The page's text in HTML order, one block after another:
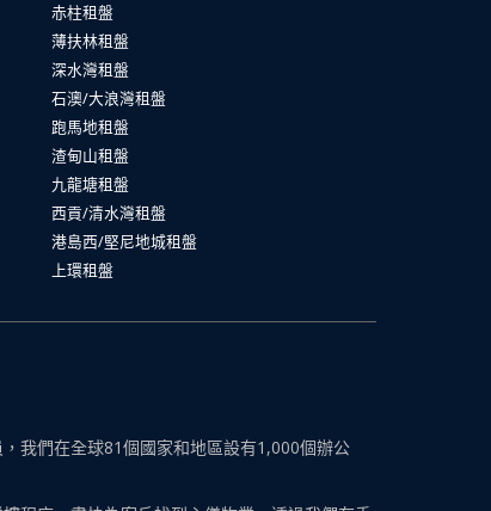
赤柱租盤
薄扶林租盤
深水灣租盤
石澳/大浪灣租盤
跑馬地租盤
渣甸山租盤
九龍塘租盤
西貢/清水灣租盤
港島西/堅尼地城租盤
上環租盤
我們在全球81個國家和地區設有1,000個辦公